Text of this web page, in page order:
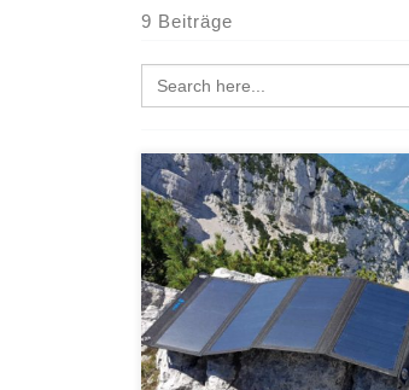
9 Beiträge
Search
for:
Der Big Blue Solar Lader ist einer
leistungsstärkeren Solarlader. Das
Ladeleistung (28W/5V=5,6A)
schafft bei optimaler Einstrahlung
Ladestrom an jedem Port.